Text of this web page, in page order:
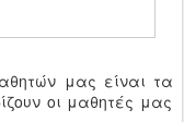
μας είναι τα
οι μαθητές μας